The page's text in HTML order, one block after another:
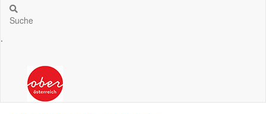
Suche
.